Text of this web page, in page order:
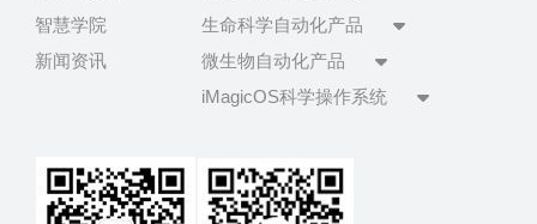
智慧学院
新闻资讯
生命科学自动化产品
微生物自动化产品
iMagicOS科学操作系统